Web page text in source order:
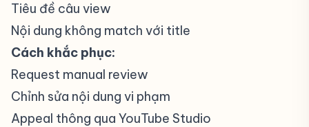
Tiêu đề câu view
Nội dung không match với title
Cách khắc phục:
Request manual review
Chỉnh sửa nội dung vi phạm
Appeal thông qua YouTube Studio